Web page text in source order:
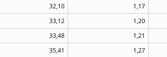
32,10 1,17
33,12 1,20
33,48 1,21
35,41 1,27